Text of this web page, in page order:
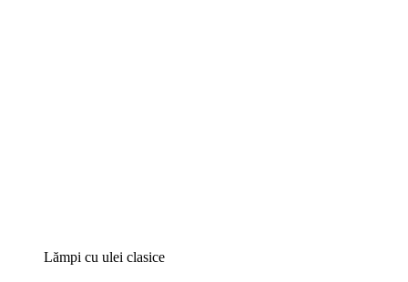
Lămpi cu ulei clasice